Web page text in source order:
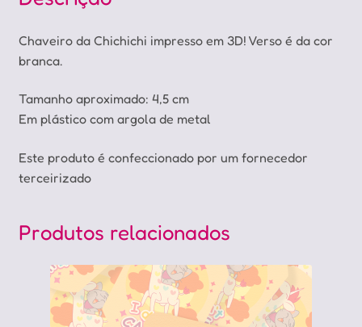
Chaveiro da Chichichi impresso em 3D! Verso é da cor
branca.
Tamanho aproximado: 4,5 cm
Em plástico com argola de metal
Este produto é confeccionado por um fornecedor
terceirizado
Produtos relacionados